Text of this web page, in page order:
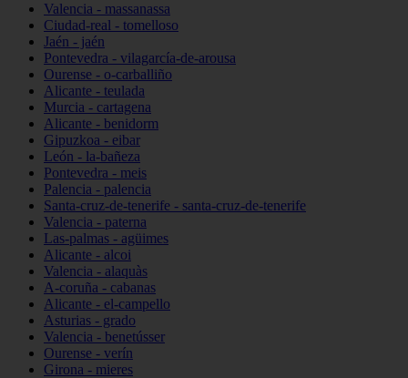
Valencia - massanassa
Ciudad-real - tomelloso
Jaén - jaén
Pontevedra - vilagarcía-de-arousa
Ourense - o-carballiño
Alicante - teulada
Murcia - cartagena
Alicante - benidorm
Gipuzkoa - eibar
León - la-bañeza
Pontevedra - meis
Palencia - palencia
Santa-cruz-de-tenerife - santa-cruz-de-tenerife
Valencia - paterna
Las-palmas - agüimes
Alicante - alcoi
Valencia - alaquàs
A-coruña - cabanas
Alicante - el-campello
Asturias - grado
Valencia - benetússer
Ourense - verín
Girona - mieres